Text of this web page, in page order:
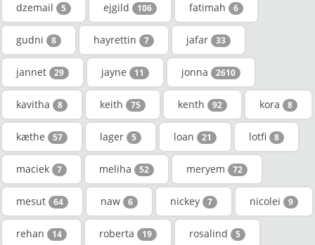
dzemail 5 ejgild 106 fatimah 6
gudni 8 hayrettin 7 jafar 33
jannet 29 jayne 11 jonna 2610
kavitha 8 keith 75 kenth 92 kora 8
kæthe 57 lager 5 loan 21 lotfi 8
maciek 7 meliha 52 meryem 72
mesut 64 naw 6 nickey 7 nicolei 9
rehan 14 roberta 19 rosalind 5